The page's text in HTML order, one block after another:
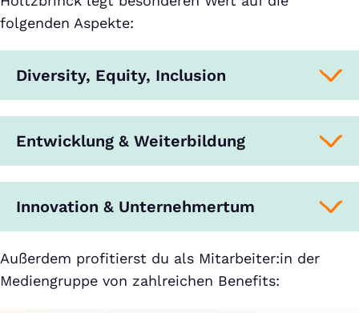
folgenden Aspekte:
Diversity, Equity, Inclusion
Entwicklung & Weiterbildung
Innovation & Unternehmertum
Außerdem profitierst du als Mitarbeiter:in der
Mediengruppe von zahlreichen Benefits: